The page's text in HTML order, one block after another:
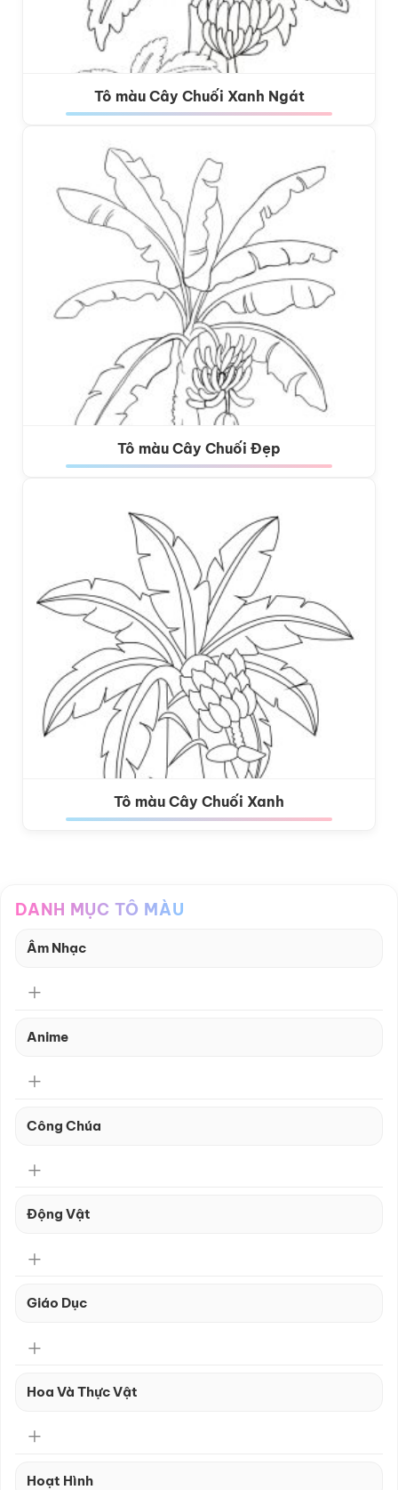
Tô màu Cây Chuối Xanh Ngát
Tô màu Cây Chuối Đẹp
Tô màu Cây Chuối Xanh
DANH MỤC TÔ MÀU
Âm Nhạc
Anime
Công Chúa
Động Vật
Giáo Dục
Hoa Và Thực Vật
Hoạt Hình